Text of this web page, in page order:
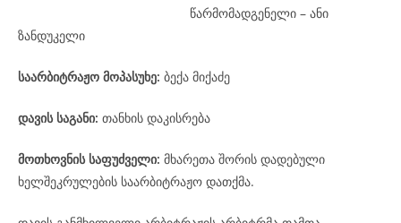
წარმომადგენელი – ანი
ზანდუკელი
საარბიტრაჟო მოპასუხე: ბექა მიქაძე
დავის საგანი: თანხის დაკისრება
მოთხოვნის საფუძველი: მხარეთა შორის დადებული
ხელშეკრულების საარბიტრაჟო დათქმა.